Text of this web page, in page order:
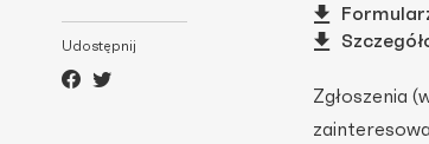
Udostępnij
Zgłoszenia